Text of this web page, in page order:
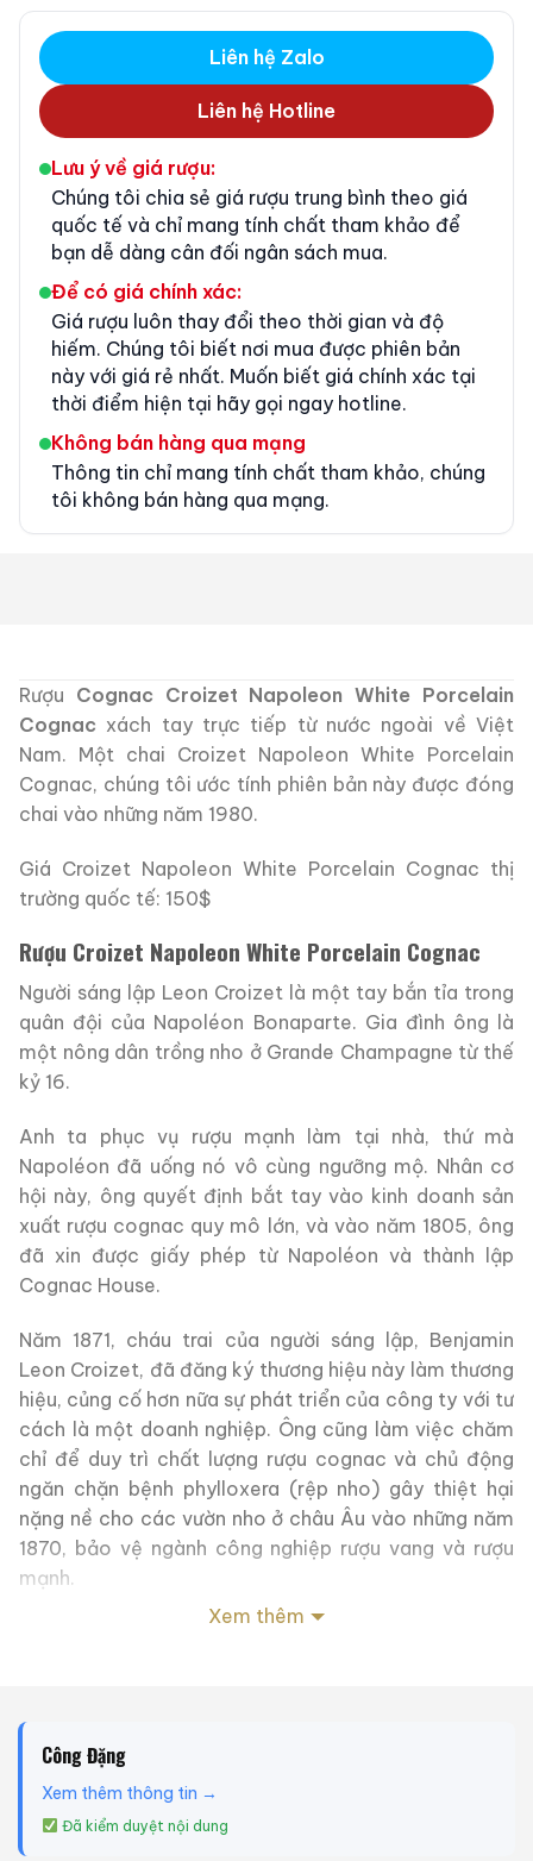
Liên hệ Zalo
Liên hệ Hotline
Lưu ý về giá rượu:
Chúng tôi chia sẻ giá rượu trung bình theo giá
quốc tế và chỉ mang tính chất tham khảo để
bạn dễ dàng cân đối ngân sách mua.
Để có giá chính xác:
Giá rượu luôn thay đổi theo thời gian và độ
hiếm. Chúng tôi biết nơi mua được phiên bản
này với giá rẻ nhất. Muốn biết giá chính xác tại
thời điểm hiện tại hãy gọi ngay hotline.
Không bán hàng qua mạng
Thông tin chỉ mang tính chất tham khảo, chúng
tôi không bán hàng qua mạng.
Rượu Cognac Croizet Napoleon White Porcelain
Cognac xách tay trực tiếp từ nước ngoài về Việt
Nam. Một chai Croizet Napoleon White Porcelain
Cognac, chúng tôi ước tính phiên bản này được đóng
chai vào những năm 1980.
Giá Croizet Napoleon White Porcelain Cognac thị
trường quốc tế: 150$
Rượu Croizet Napoleon White Porcelain Cognac
Người sáng lập Leon Croizet là một tay bắn tỉa trong
quân đội của Napoléon Bonaparte. Gia đình ông là
một nông dân trồng nho ở Grande Champagne từ thế
kỷ 16.
Anh ta phục vụ rượu mạnh làm tại nhà, thứ mà
Napoléon đã uống nó vô cùng ngưỡng mộ. Nhân cơ
hội này, ông quyết định bắt tay vào kinh doanh sản
xuất rượu cognac quy mô lớn, và vào năm 1805, ông
đã xin được giấy phép từ Napoléon và thành lập
Cognac House.
Năm 1871, cháu trai của người sáng lập, Benjamin
Leon Croizet, đã đăng ký thương hiệu này làm thương
hiệu, củng cố hơn nữa sự phát triển của công ty với tư
cách là một doanh nghiệp. Ông cũng làm việc chăm
chỉ để duy trì chất lượng rượu cognac và chủ động
ngăn chặn bệnh phylloxera (rệp nho) gây thiệt hại
nặng nề cho các vườn nho ở châu Âu vào những năm
1870, bảo vệ ngành công nghiệp rượu vang và rượu
mạnh.
Để duy trì chất lượng của nguyên liệu thô, Croizet sở
hữu 58 ha đất ở Grande Champagne và tự tay trồng
nho.
Nho trắng được dùng làm nguyên liệu chủ yếu là Ugni
Xem thêm
Công Đặng
Xem thêm thông tin →
Đã kiểm duyệt nội dung